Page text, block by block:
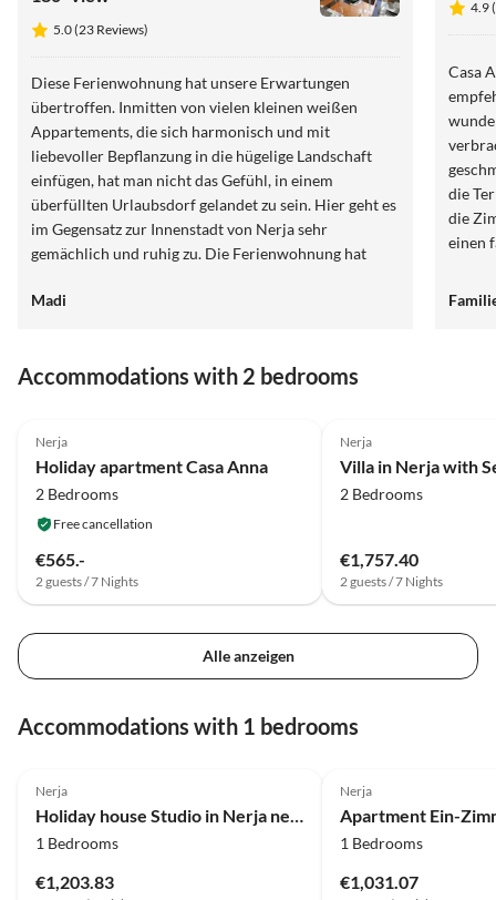
5.0 (23 Reviews)
Diese Ferienwohnung hat unsere Erwartungen
übertroffen. Inmitten von vielen kleinen weißen
Appartements, die sich harmonisch und mit
liebevoller Bepflanzung in die hügelige Landschaft
einfügen, hat man nicht das Gefühl, in einem
überfüllten Urlaubsdorf gelandet zu sein. Hier geht es
im Gegensatz zur Innenstadt von Nerja sehr
gemächlich und ruhig zu. Die Ferienwohnung hat
beiträgt, sofort im Urlaub anzukommen. Täglich wird
stundenlang auf der warmen Terrasse sitzen und in
wohlgefühlt. Danke für die liebevolle Einrichtung.
Zum Baden im Meer empfehlen wir die Strände
außerhalb von Nerja.
Madi
4.9
Casa
die
die
einen
von
Accommodations with 2 bedrooms
Nerja
Holiday apartment Casa Anna
2 Bedrooms
Free cancellation
€565.-
2 guests / 7 Nights
Nerja
2 Bedrooms
€1,757.40
2 guests / 7 Nights
Alle anzeigen
Accommodations with 1 bedrooms
Nerja
Holiday house Studio in Nerja near Carabeillo Beach
1 Bedrooms
€1,203.83
Nerja
1 Bedrooms
€1,031.07